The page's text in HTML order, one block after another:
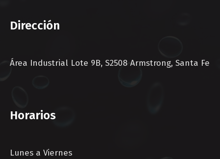
Dirección
Área Industrial Lote 9B, S2508 Armstrong, Santa Fe
Horarios
Lunes a Viernes